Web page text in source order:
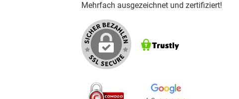
Mehrfach ausgezeichnet und zertifiziert!